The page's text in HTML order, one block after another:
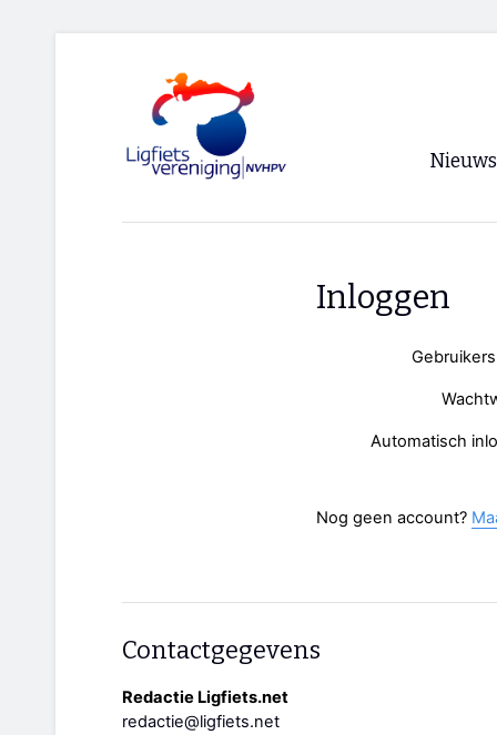
Nieuws
Inloggen
Automatisch
Nog geen account?
Contactgegevens
Redactie Ligfiets.net
redactie@ligfiets.net